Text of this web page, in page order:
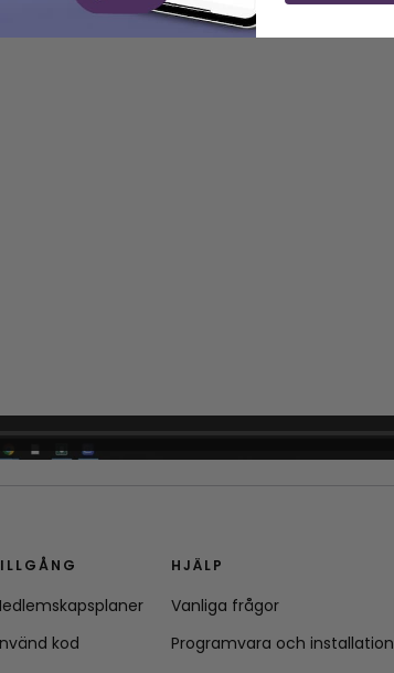
kod
HJÄLP
Vanliga frågor
Programvara och installation